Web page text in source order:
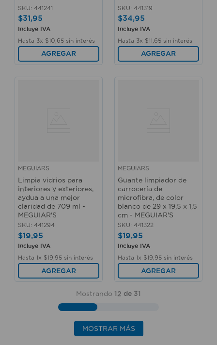
SKU: 441241
$31,95
Incluye IVA
Hasta 3x $10 65 sin interés
AGREGAR
SKU: 441319
$34,95
Incluye IVA
Hasta 3x $11 65 sin interés
AGREGAR
MEGUIARS
Limpia vidrios para
interiores y exteriores,
aydua a una mejor
claridad de 709 ml -
MEGUIAR'S
SKU: 441294
$19,95
Incluye IVA
Hasta 1x $19 95 sin interés
AGREGAR
MEGUIARS
Guante limpiador de
carrocería de
microfibra, de color
blanco de 29 x 19,5 x 1,5
cm - MEGUIAR'S
SKU: 441322
$19,95
Incluye IVA
Hasta 1x $19 95 sin interés
AGREGAR
Mostrando 12 de 31
MOSTRAR MÁS